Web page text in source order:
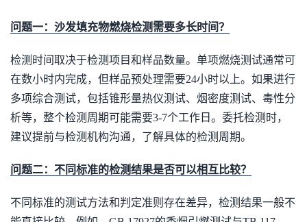
问题一：沙发填充物燃烧检测需要多长时间？
检测时间取决于检测项目和样品数量。单项燃烧测试通常可
在数小时内完成，但样品预处理需要24小时以上。如果进行
多项综合测试，包括锥形量热仪测试、烟密度测试、毒性分
析等，整个检测周期可能需要3-7个工作日。委托检测时，
建议提前与检测机构沟通，了解具体的检测周期。
问题二：不同标准的检测结果是否可以相互比较？
不同标准的测试方法和判定准则存在差异，检测结果一般不